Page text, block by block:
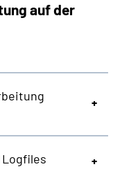
auf der
Logfiles